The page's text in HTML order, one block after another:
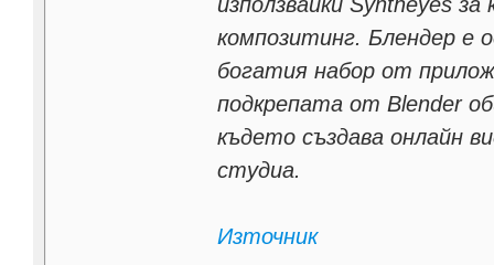
композитинг. Блендер е
богатия набор от
подкрепата от Blender
където създава онлайн
студиа.
Източник